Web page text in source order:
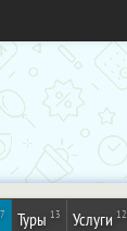
Туры 13 Услуги 12